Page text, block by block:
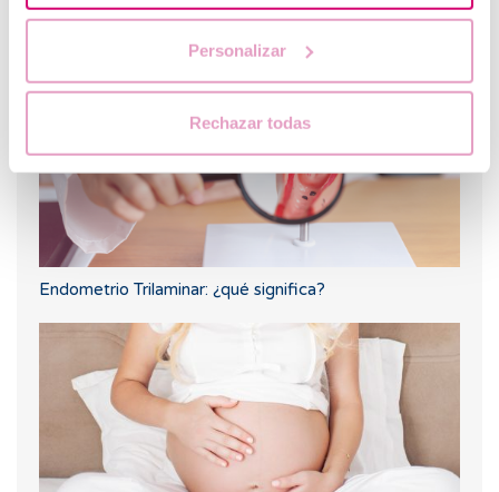
Personalizar
Rechazar todas
embarazo
Endometrio Trilaminar: ¿qué significa?